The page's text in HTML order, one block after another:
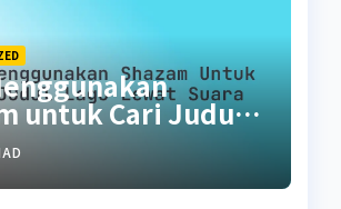
untuk Cari Judul
Suara